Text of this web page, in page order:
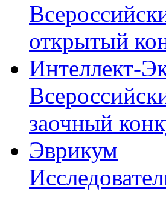
открытый
Интеллект-
заочный
Эврикум